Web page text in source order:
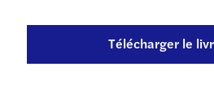
Télécharger le